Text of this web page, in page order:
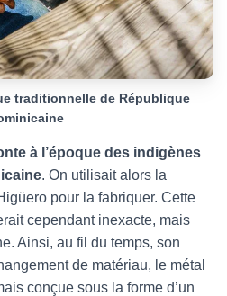
traditionnelle de République
à l’époque des indigènes
. On utilisait alors la
pour la fabriquer. Cette
cependant inexacte, mais
Ainsi, au fil du temps, son
de matériau, le métal
conçue sous la forme d’un